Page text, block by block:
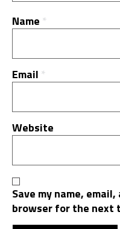
Name *
Email *
Website
Save my name,
browser for the next